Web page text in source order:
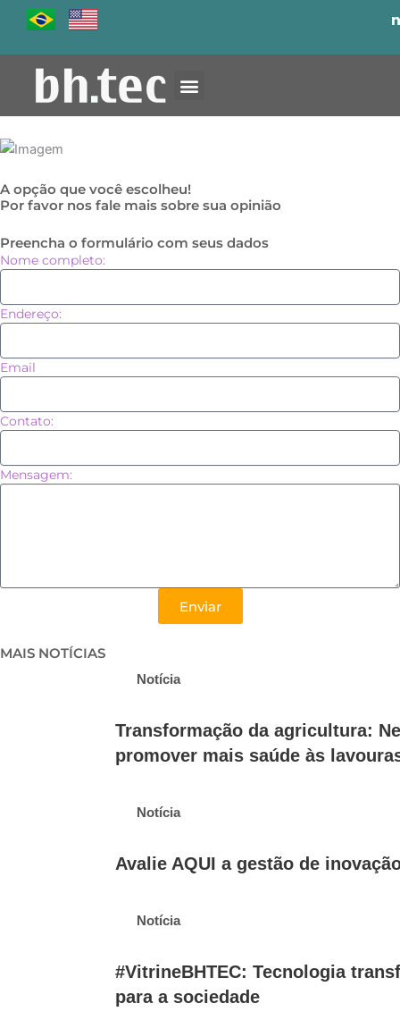
o
conteúdo
A opção que você escolheu!
Por favor nos fale mais sobre sua opinião
Preencha o formulário com seus dados
Nome completo:
Endereço:
Email
Contato:
Mensagem:
Enviar
MAIS NOTÍCIAS
Notícia
Transformação da agricultura:
promover mais saúde às
Notícia
Avalie AQUI a gestão de
Notícia
#VitrineBHTEC: Tecnologia
para a sociedade